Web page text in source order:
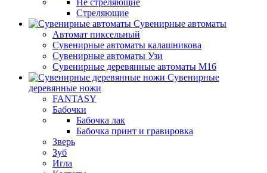
Не стреляющие
Стреляющие
Сувенирные автоматы
Автомат пиксельный
Сувенирные автоматы калашникова
Сувенирные автоматы Узи
Сувенирные деревянные автоматы М16
Сувенирные
деревянные ножи
FANTASY
Бабочки
Бабочка лак
Бабочка принт и гравировка
Зверь
Зуб
Игла